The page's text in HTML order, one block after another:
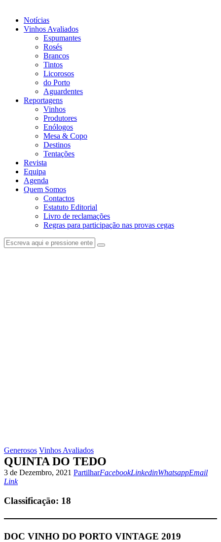
Notícias
Vinhos Avaliados
Espumantes
Rosés
Brancos
Tintos
Licorosos
do Porto
Aguardentes
Reportagens
Vinhos
Produtores
Enólogos
Mesa & Copo
Destinos
Tentações
Revista
Equipa
Agenda
Quem Somos
Contactos
Estatuto Editorial
Livro de reclamações
Regras para participação nas provas cegas
Generosos Vinhos Avaliados
QUINTA DO TEDO
3 de Dezembro, 2021 PartilharFacebook
FacebookLinkedin
LinkedinWhatsapp
WhatsappEmail
Email
Link
Classificaçāo: 18
DOC VINHO DO PORTO VINTAGE 2019